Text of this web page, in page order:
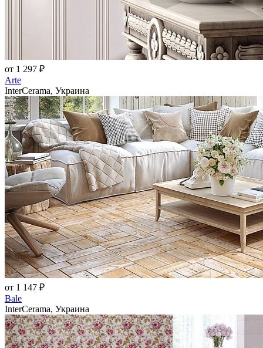
от 1 297 ₽
Arte
InterCerama, Украина
от 1 147 ₽
Bale
InterCerama, Украина